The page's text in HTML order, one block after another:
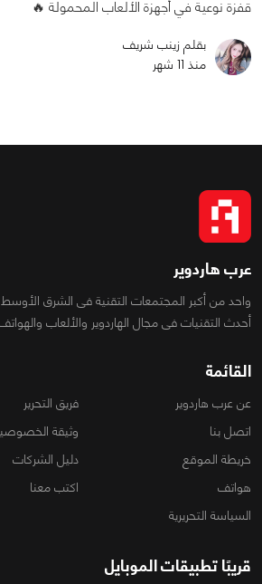
قفزة نوعية في أجهزة الألعاب المحمولة 🔥
بقلم زينب شريف
منذ 11 شهر
عرب هاردوير
واحد من أكبر المجتمعات التقنية فى الشرق
أحدث التقنيات فى مجال الهاردوير والألعاب
القائمة
عن عرب هاردوير
فريق التحرير
اتصل بنا
وثيقة
خريطة الموقع
دليل الشركات
هواتف
اكتب معنا
السياسة التحريرية
قريبًا تطبيقات الموبايل